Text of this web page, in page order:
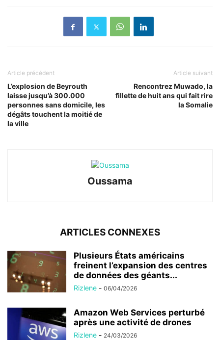
Article précédent
L’explosion de Beyrouth
laisse jusqu’à 300.000
personnes sans domicile, les
dégâts touchent la moitié de
la ville
Article suivant
Rencontrez Muwado, la
fillette de huit ans qui fait rire
la Somalie
Oussama
ARTICLES CONNEXES
Plusieurs États américains
freinent l’expansion des centres
de données des géants...
Rizlene - 06/04/2026
Amazon Web Services perturbé
après une activité de drones
Rizlene - 24/03/2026